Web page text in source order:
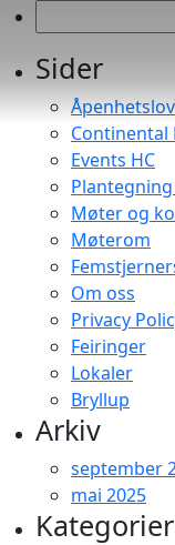
etter:
Sider
Continental
Events HC
Møter og
Møterom
Om oss
Privacy
Feiringer
Lokaler
Bryllup
Arkiv
september
mai 2025
Kategorier